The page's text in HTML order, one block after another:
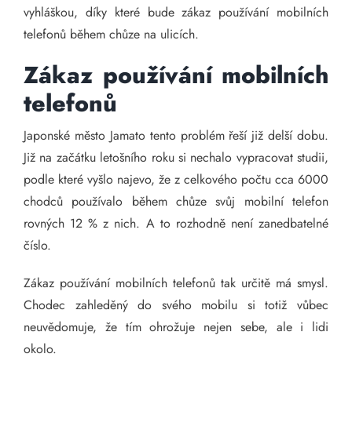
vyhláškou, díky které bude zákaz používání mobilních
telefonů během chůze na ulicích.
Zákaz používání mobilních
telefonů
Japonské město Jamato tento problém řeší již delší dobu.
Již na začátku letošního roku si nechalo vypracovat studii,
podle které vyšlo najevo, že z celkového počtu cca 6000
chodců používalo během chůze svůj mobilní telefon
rovných 12 % z nich. A to rozhodně není zanedbatelné
číslo.
Zákaz používání mobilních telefonů tak určitě má smysl.
Chodec zahleděný do svého mobilu si totiž vůbec
neuvědomuje, že tím ohrožuje nejen sebe, ale i lidi
okolo.